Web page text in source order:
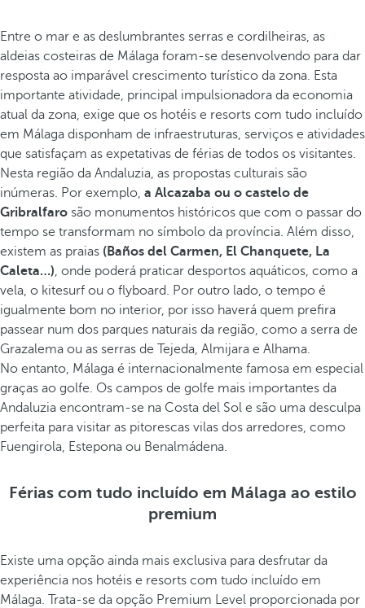
Entre o mar e as deslumbrantes serras e cordilheiras, as
aldeias costeiras de Málaga foram-se desenvolvendo para dar
resposta ao imparável crescimento turístico da zona. Esta
importante atividade, principal impulsionadora da economia
atual da zona, exige que os hotéis e resorts com tudo incluído
em Málaga disponham de infraestruturas, serviços e atividades
que satisfaçam as expetativas de férias de todos os visitantes.
Nesta região da Andaluzia, as propostas culturais são
inúmeras. Por exemplo, a Alcazaba ou o castelo de
Gribralfaro são monumentos históricos que com o passar do
tempo se transformam no símbolo da província. Além disso,
existem as praias (Baños del Carmen, El Chanquete, La
Caleta…), onde poderá praticar desportos aquáticos, como a
vela, o kitesurf ou o flyboard. Por outro lado, o tempo é
igualmente bom no interior, por isso haverá quem prefira
passear num dos parques naturais da região, como a serra de
Grazalema ou as serras de Tejeda, Almijara e Alhama.
No entanto, Málaga é internacionalmente famosa em especial
graças ao golfe. Os campos de golfe mais importantes da
Andaluzia encontram-se na Costa del Sol e são uma desculpa
perfeita para visitar as pitorescas vilas dos arredores, como
Fuengirola, Estepona ou Benalmádena.
Férias com tudo incluído em Málaga ao estilo
premium
Existe uma opção ainda mais exclusiva para desfrutar da
experiência nos hotéis e resorts com tudo incluído em
Málaga. Trata-se da opção Premium Level proporcionada por